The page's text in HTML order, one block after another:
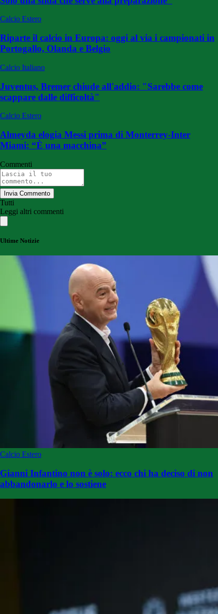
Calcio Estero
Riparte il calcio in Europa: oggi al via i campionati in
Portogallo, Olanda e Belgio
Calcio Italiano
Juventus, Bremer chiude all'addio: "Sarebbe come
scappare dalle difficoltà"
Calcio Estero
Almeyda elogia Messi prima di Monterrey-Inter
Miami: “È una macchina”
Commenti
Invia Commento
Tutti
Leggi altri commenti
Ultime Notizie
Calcio Estero
Gianni Infantino non è solo: ecco chi ha deciso di non
abbandonarlo e lo sostiene